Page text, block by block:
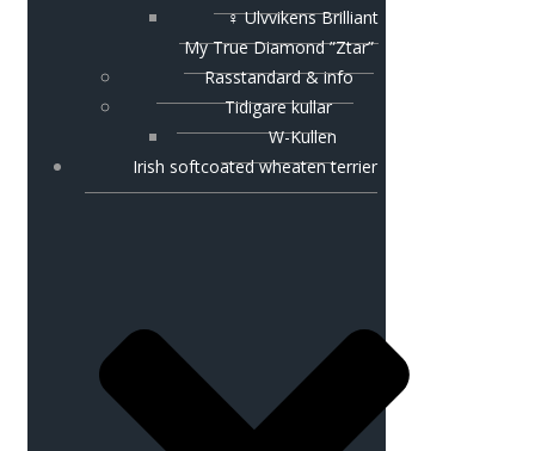
♀ Ulvvikens Brilliant
My True Diamond ”Ztar”
Rasstandard & info
Tidigare kullar
W-Kullen
Irish softcoated wheaten terrier